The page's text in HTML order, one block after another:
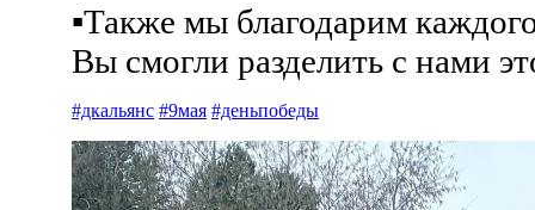
▪Также мы благодарим
Вы смогли разделить с нами
#дкальянс #9мая #деньпобеды